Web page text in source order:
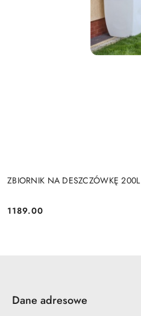
ZBIORNIK NA DESZCZÓWKĘ 200L
Cena:
1189.00
Dane adresowe